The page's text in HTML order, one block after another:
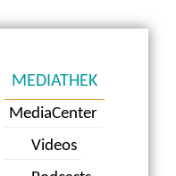
MEDIATHEK
MediaCenter
Videos